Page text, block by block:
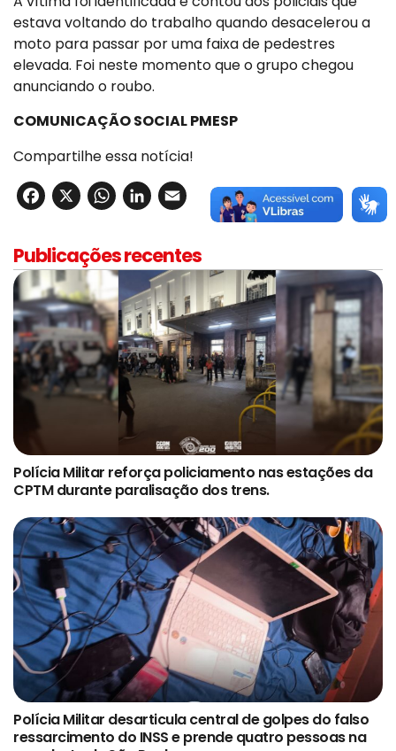
estava voltando do trabalho quando desacelerou a
moto para passar por uma faixa de pedestres
elevada. Foi neste momento que o grupo chegou
anunciando o roubo.
COMUNICAÇÃO SOCIAL PMESP
Compartilhe essa notícia!
Facebook
X WhatsApp
LinkedIn
Email
Publicações recentes
Polícia Militar reforça policiamento nas estações da
CPTM durante paralisação dos trens.
Polícia Militar desarticula central de golpes do falso
ressarcimento do INSS e prende quatro pessoas na